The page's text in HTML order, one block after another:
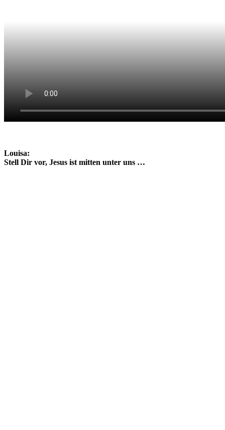
Louisa:
Stell Dir vor, Jesus ist mitten unter uns …